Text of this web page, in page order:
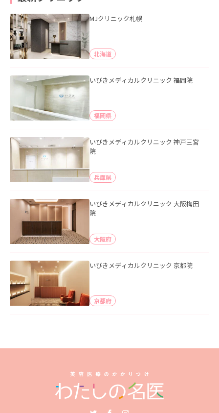
MJクリニック札幌
北海道
いびきメディカルクリニック 福岡院
福岡県
いびきメディカルクリニック 神戸三宮
院
兵庫県
いびきメディカルクリニック 大阪梅田
院
大阪府
いびきメディカルクリニック 京都院
京都府